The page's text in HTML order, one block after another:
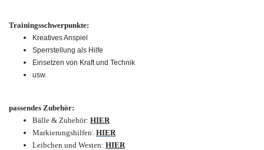
Trainingsschwerpunkte:
Kreatives Anspiel
Sperrstellung als Hilfe
Einsetzen von Kraft und Technik
usw.
passendes Zubehör:
Bälle & Zubehör: HIER
Markierungshilfen: HIER
Leibchen und Westen: HIER